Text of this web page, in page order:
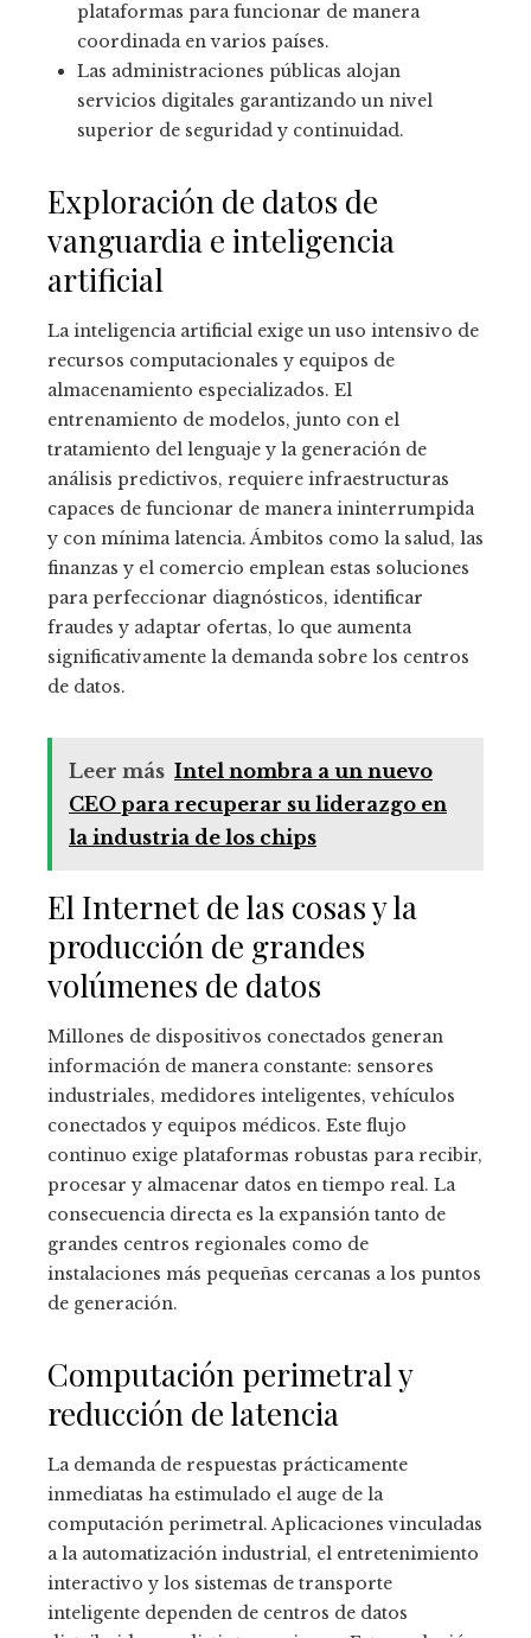
plataformas para funcionar de manera
coordinada en varios países.
Las administraciones públicas alojan
servicios digitales garantizando un nivel
superior de seguridad y continuidad.
Exploración de datos de
vanguardia e inteligencia
artificial
La inteligencia artificial exige un uso intensivo de
recursos computacionales y equipos de
almacenamiento especializados. El
entrenamiento de modelos, junto con el
tratamiento del lenguaje y la generación de
análisis predictivos, requiere infraestructuras
capaces de funcionar de manera ininterrumpida
y con mínima latencia. Ámbitos como la salud, las
finanzas y el comercio emplean estas soluciones
para perfeccionar diagnósticos, identificar
fraudes y adaptar ofertas, lo que aumenta
significativamente la demanda sobre los centros
de datos.
Leer más Intel nombra a un nuevo
CEO para recuperar su liderazgo en
la industria de los chips
El Internet de las cosas y la
producción de grandes
volúmenes de datos
Millones de dispositivos conectados generan
información de manera constante: sensores
industriales, medidores inteligentes, vehículos
conectados y equipos médicos. Este flujo
continuo exige plataformas robustas para recibir,
procesar y almacenar datos en tiempo real. La
consecuencia directa es la expansión tanto de
grandes centros regionales como de
instalaciones más pequeñas cercanas a los puntos
de generación.
Computación perimetral y
reducción de latencia
La demanda de respuestas prácticamente
inmediatas ha estimulado el auge de la
computación perimetral. Aplicaciones vinculadas
a la automatización industrial, el entretenimiento
interactivo y los sistemas de transporte
inteligente dependen de centros de datos